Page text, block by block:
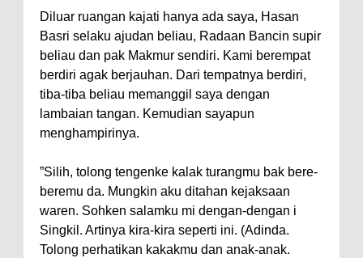
Diluar ruangan kajati hanya ada saya, Hasan
Basri selaku ajudan beliau, Radaan Bancin supir
beliau dan pak Makmur sendiri. Kami berempat
berdiri agak berjauhan. Dari tempatnya berdiri,
tiba-tiba beliau memanggil saya dengan
lambaian tangan. Kemudian sayapun
menghampirinya.
”Silih, tolong tengenke kalak turangmu bak bere-
beremu da. Mungkin aku ditahan kejaksaan
waren. Sohken salamku mi dengan-dengan i
Singkil. Artinya kira-kira seperti ini. (Adinda.
Tolong perhatikan kakakmu dan anak-anak.